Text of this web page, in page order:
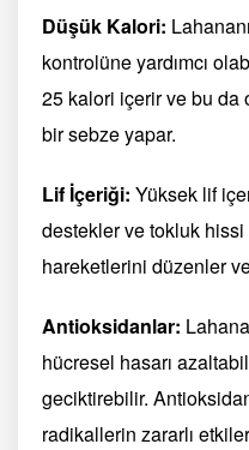
Düşük Kalori:
kontrolüne yardımcı
25 kalori içerir ve bu
bir sebze yapar.
Lif İçeriği: Yüksek lif
destekler ve tokluk hissi
hareketlerini düzenler ve
Antioksidanlar:
hücresel hasarı
geciktirebilir.
radikallerin zararlı